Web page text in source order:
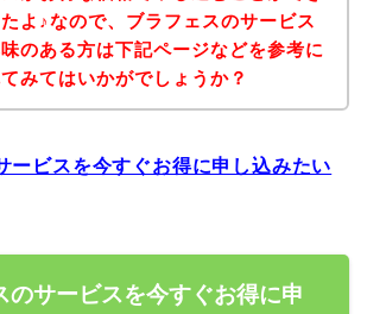
たよ♪なので、ブラフェスのサービス
のある方は下記ページなどを参考に
みてはいかがでしょうか？
ービスを今すぐお得に申し込みたい
のサービスを今すぐお得に申